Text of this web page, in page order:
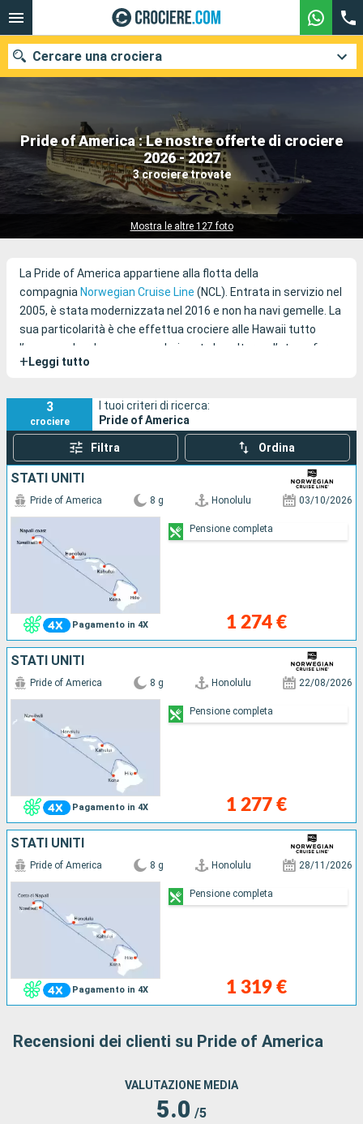
Pride of America : Le nostre offerte di crociere
2026 - 2027
3 crociere trovate
Mostra le altre 127 foto
Cercare una crociera
Le nostre destinazioni
Mesi di partenza
Compagnie
La Pride of America appartiene alla flotta della
compagnia Norwegian Cruise Line (NCL). Entrata in servizio nel
2005, è stata modernizzata nel 2016 e non ha navi gemelle. La
sua particolarità è che effettua crociere alle Hawaii tutto
l’anno, e a bordo vengono valorizzate la cultura e l’atmosfera
americana.
+ Leggi tutto
3
crociere
I tuoi criteri di ricerca:
Pride of America
Filtra Ordina
STATI UNITI
Pagamento in 4X
Pride of America 8 g Honolulu 03/10/2026
1 274 €
Pensione completa
STATI UNITI
Pagamento in 4X
Pride of America 8 g Honolulu 22/08/2026
1 277 €
Pensione completa
STATI UNITI
Pagamento in 4X
Pride of America 8 g Honolulu 28/11/2026
1 319 €
Pensione completa
Recensioni dei clienti su Pride of America
VALUTAZIONE MEDIA
5.0 /5